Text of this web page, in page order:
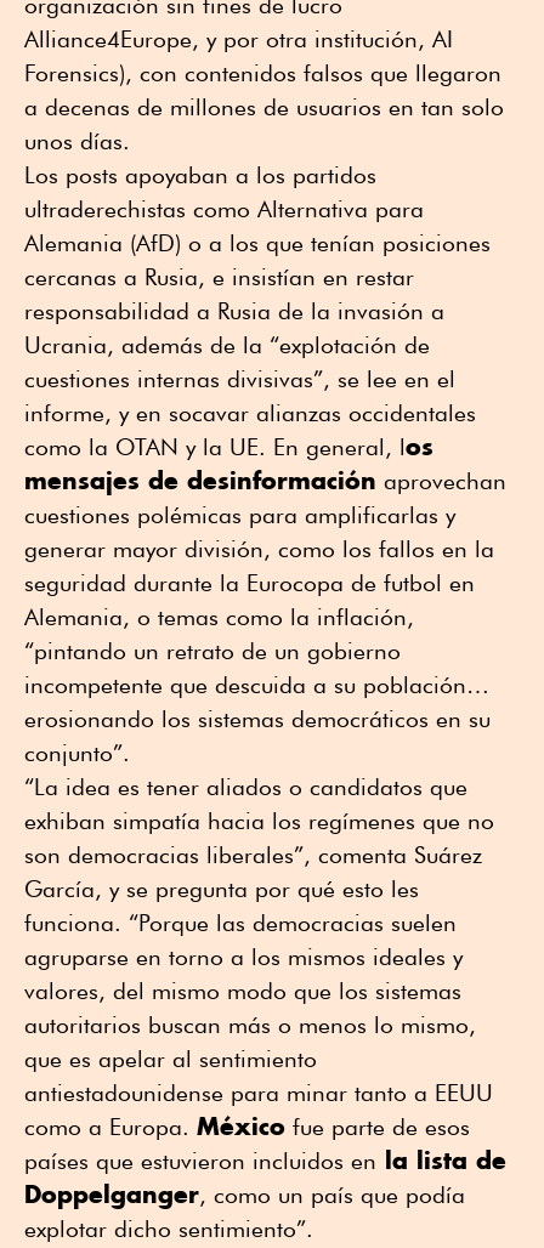
organización sin fines de lucro
Alliance4Europe, y por otra institución, AI
Forensics), con contenidos falsos que llegaron
a decenas de millones de usuarios en tan solo
unos días.
Los posts apoyaban a los partidos
ultraderechistas como Alternativa para
Alemania (AfD) o a los que tenían posiciones
cercanas a Rusia, e insistían en restar
responsabilidad a Rusia de la invasión a
Ucrania, además de la “explotación de
cuestiones internas divisivas”, se lee en el
informe, y en socavar alianzas occidentales
como la OTAN y la UE. En general, los
mensajes de desinformación aprovechan
cuestiones polémicas para amplificarlas y
generar mayor división, como los fallos en la
seguridad durante la Eurocopa de futbol en
Alemania, o temas como la inflación,
“pintando un retrato de un gobierno
incompetente que descuida a su población…
erosionando los sistemas democráticos en su
conjunto”.
“La idea es tener aliados o candidatos que
exhiban simpatía hacia los regímenes que no
son democracias liberales”, comenta Suárez
García, y se pregunta por qué esto les
funciona. “Porque las democracias suelen
agruparse en torno a los mismos ideales y
valores, del mismo modo que los sistemas
autoritarios buscan más o menos lo mismo,
que es apelar al sentimiento
antiestadounidense para minar tanto a EEUU
como a Europa. México fue parte de esos
países que estuvieron incluidos en
la lista de
Doppelganger, como un país que podía
explotar dicho sentimiento”.